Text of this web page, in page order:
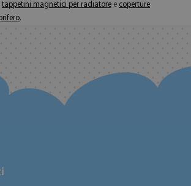
tappetini magnetici per radiatore e coperture
.